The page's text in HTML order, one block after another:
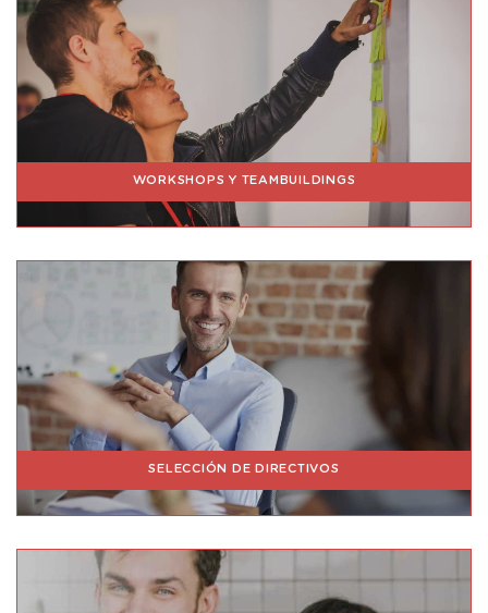
WORKSHOPS Y TEAMBUILDINGS
SELECCIÓN DE DIRECTIVOS